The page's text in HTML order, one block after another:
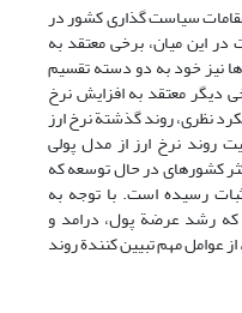
سیاست گذاری کشور در
این میان، برخی معتقد به
نیز خود به دو دسته تقسیم
دیگر معتقد به افزایش نرخ
نظری، روند گذشتة نرخ ارز
روند نرخ ارز از مدل پولی
کشورهای در حال توسعه که
رسیده است. با توجه به
که رشد عرضة پول، درامد و
عوامل مهم تبیین کنندة روند